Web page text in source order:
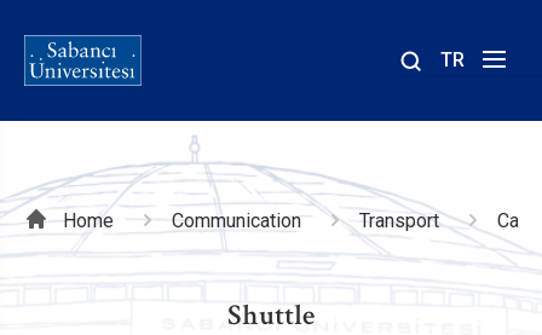
TR
Breadcrumb
Home Communication Transport
Shuttle